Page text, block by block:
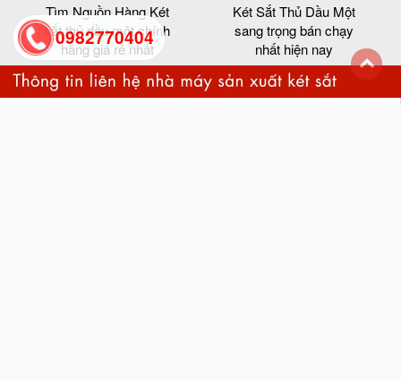
Tìm Nguồn Hàng Két
sắt thủ dầu một chính
hãng giá rẻ nhất
Két Sắt Thủ Dầu Một
sang trọng bán chạy
nhất hiện nay
0982770404
back